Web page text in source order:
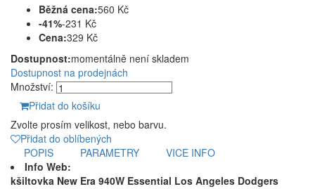
Běžná cena:560 Kč
-41%-231 Kč
Cena:329 Kč
Dostupnost:momentálně není skladem
Dostupnost na prodejnách
Množství:
Přidat do košíku
Zvolte prosím velikost, nebo barvu.
Přidat do oblíbených
POPIS
PARAMETRY
VICE INFO
Info Web:
kšiltovka New Era 940W Essential Los Angeles Dodgers